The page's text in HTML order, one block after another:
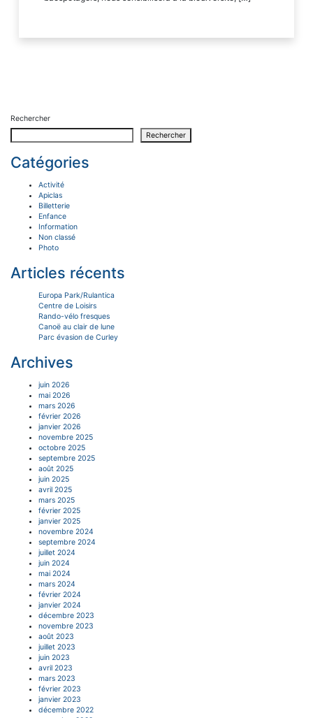
Rechercher
Rechercher
Catégories
Activité
Apiclas
Billetterie
Enfance
Information
Non classé
Photo
Articles récents
Europa Park/Rulantica
Centre de Loisirs
Rando-vélo fresques
Canoë au clair de lune
Parc évasion de Curley
Archives
juin 2026
mai 2026
mars 2026
février 2026
janvier 2026
novembre 2025
octobre 2025
septembre 2025
août 2025
juin 2025
avril 2025
mars 2025
février 2025
janvier 2025
novembre 2024
septembre 2024
juillet 2024
juin 2024
mai 2024
mars 2024
février 2024
janvier 2024
décembre 2023
novembre 2023
août 2023
juillet 2023
juin 2023
avril 2023
mars 2023
février 2023
janvier 2023
décembre 2022